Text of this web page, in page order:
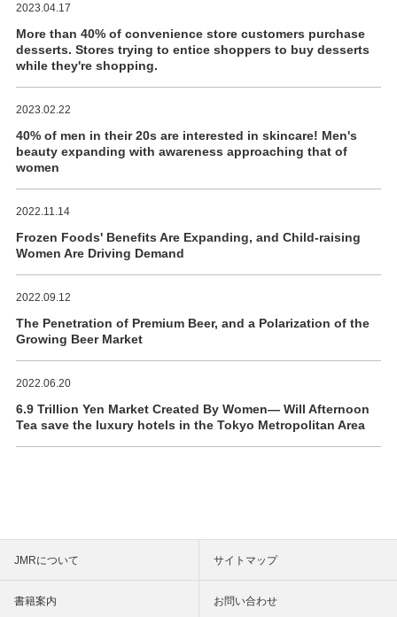
2023.04.17
More than 40% of convenience store customers purchase
desserts. Stores trying to entice shoppers to buy desserts
while they're shopping.
2023.02.22
40% of men in their 20s are interested in skincare! Men's
beauty expanding with awareness approaching that of
women
2022.11.14
Frozen Foods' Benefits Are Expanding, and Child-raising
Women Are Driving Demand
2022.09.12
The Penetration of Premium Beer, and a Polarization of the
Growing Beer Market
2022.06.20
6.9 Trillion Yen Market Created By Women― Will Afternoon
Tea save the luxury hotels in the Tokyo Metropolitan Area
JMRについて サイトマップ
書籍案内 お問い合わせ